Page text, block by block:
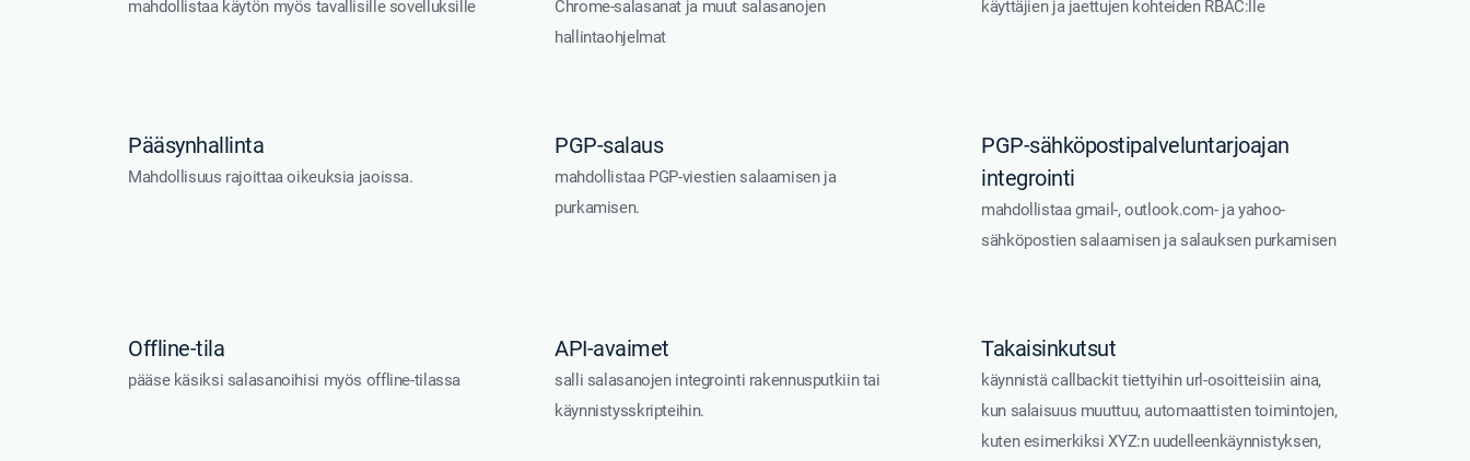
mahdollistaa käytön myös tavallisille sovelluksille
Chrome-salasanat ja muut salasanojen
hallintaohjelmat
käyttäjien ja jaettujen kohteiden RBAC:lle
Pääsynhallinta
Mahdollisuus rajoittaa oikeuksia jaoissa.
PGP-salaus
mahdollistaa PGP-viestien salaamisen ja
purkamisen.
PGP-sähköpostipalveluntarjoajan
integrointi
mahdollistaa gmail-, outlook.com- ja yahoo-
sähköpostien salaamisen ja salauksen purkamisen
Offline-tila
pääse käsiksi salasanoihisi myös offline-tilassa
API-avaimet
salli salasanojen integrointi rakennusputkiin tai
käynnistysskripteihin.
Takaisinkutsut
käynnistä callbackit tiettyihin url-osoitteisiin aina,
kun salaisuus muuttuu, automaattisten toimintojen,
kuten esimerkiksi XYZ:n uudelleenkäynnistyksen,